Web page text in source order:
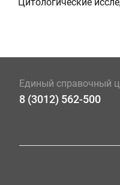
Единый справочный
8 (3012) 562-500